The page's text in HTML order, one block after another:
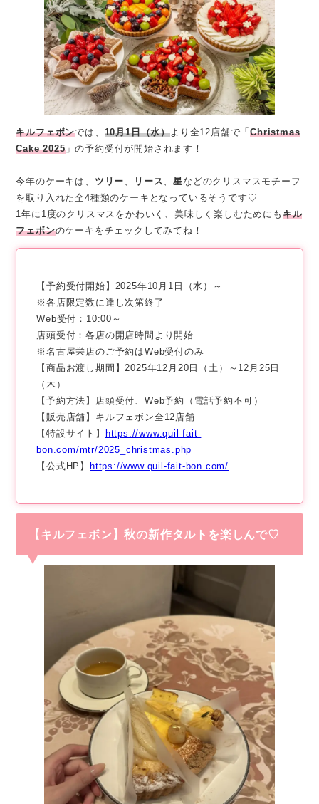
キルフェボンでは、 10月1日（水）より全12店舗で「Christmas
Cake 2025」の予約受付が開始されます！
今年のケーキは、 ツリー、 リース、星などのクリスマスモチーフ
を取り入れた全4種類のケーキとなっているそうです♡
1年に1度のクリスマスをかわいく、美味しく楽しむためにも キル
フェボンのケーキをチェックしてみてね！
【予約受付開始】2025年10月1日（水）～
※各店限定数に達し次第終了
Web受付：10:00～
店頭受付：各店の開店時間より開始
※名古屋栄店のご予約はWeb受付のみ
【商品お渡し期間】2025年12月20日（土）～12月25日
（木）
【予約方法】店頭受付、Web予約（電話予約不可）
【販売店舗】キルフェボン全12店舗
【特設サイト】 https://www.quil-fait-
bon.com/mtr/2025_christmas.php
【公式HP】 https://www.quil-fait-bon.com/
【キルフェボン】秋の新作タルトを楽しんで♡